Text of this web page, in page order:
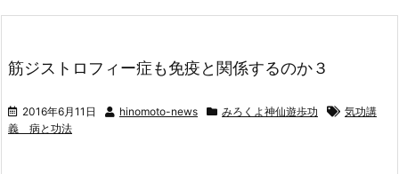
筋ジストロフィー症も免疫と関係するのか３
2016年6月11日 hinomoto-news みろくよ神仙遊歩功
気功講
義 病と功法